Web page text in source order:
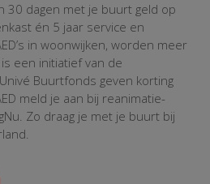
30 dagen met je buurt geld op
én 5 jaar service en
in woonwijken, worden meer
een initiatief van de
Buurtfonds geven korting
meld je aan bij reanimatie-
Zo draag je met je buurt bij